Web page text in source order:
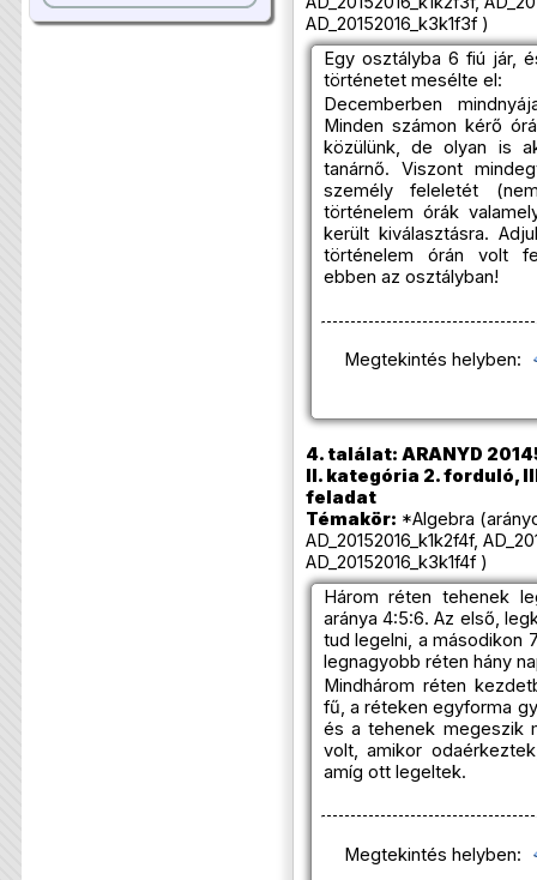
AD_20152016_k3k1f3f )
Egy osztályba 6 fiú jár,
történetet mesélte el:
Decemberben
Minden számon kérő
közülünk, de olyan is
tanárnő. Viszont
személy feleletét
történelem órák
került kiválasztásra.
történelem órán volt
ebben az osztályban!
Megtekintés helyben:
4. találat: ARANYD
II. kategória 2. forduló,
feladat
Témakör: *Algebra
AD_20152016_k1k2f4f,
AD_20152016_k3k1f4f )
Három réten tehenek
aránya 4:5:6. Az első,
tud legelni, a másodikon
legnagyobb réten hány
Mindhárom réten
fű, a réteken egyforma
és a tehenek megeszik
volt, amikor
amíg ott legeltek.
Megtekintés helyben: